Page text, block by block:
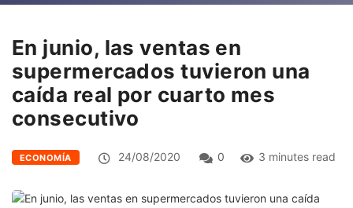
En junio, las ventas en
supermercados tuvieron una
caída real por cuarto mes
consecutivo
ECONOMÍA 24/08/2020 0 3 minutes read